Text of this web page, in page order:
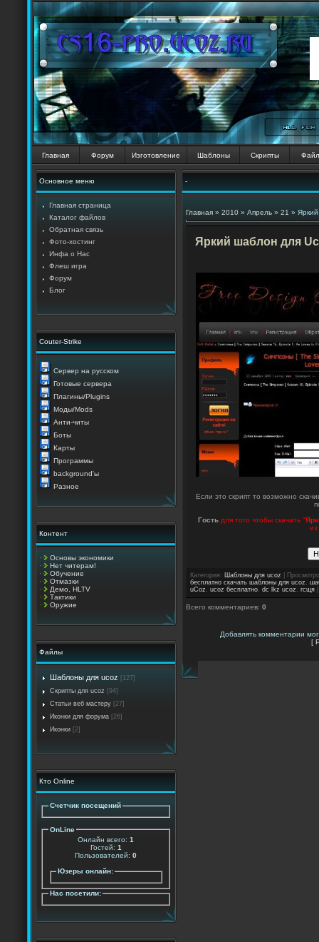
Главная Форум Изготовление Шаблоны Скрипты
Основное меню
Главная страница
Каталог файлов
Обратная связь
Фото-хостинг
Инфа о Нас
Флеш игра
Форум
Блог
Couter-Strike
Сервер на русском
Готовые сервера
Плагины/Plugins
Моды/Mods
Анти-читы
Боты
Карты
Программы
background'ы
Разное
Контент
Основы экономики
Нет читерам!
Обучение
Отмазки
Демо, HLTV
Тактики
Оружие
Файлы
Шаблоны для ucoz
[127]
Скрипты для ucoz
[94]
Статьи веб мастеру [27]
Иконки для форума [26]
Иконки [2]
Кто Online
Счетчик посещений
OnLine
Онлайн всего: 1
Гостей: 1
Пользователей: 0
Юзеры онлайн:
Нас посетили:
-
Главная » 2010 » Апрель » 21 »
Яркий шаблон для
Если это скрипт то возможно
Гостьдля того чтобы скачать "
из
Категория : Шаблоны для ucoz
бесплатно скачать шаблоны для ucoz ,
uCoz , ucoz бесплатно, dc lkz ucoz , гсщя
Всего комментариев: 0
Добавлять комментарии
[